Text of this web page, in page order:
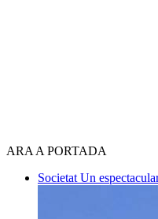
ARA A PORTADA
Societat Un